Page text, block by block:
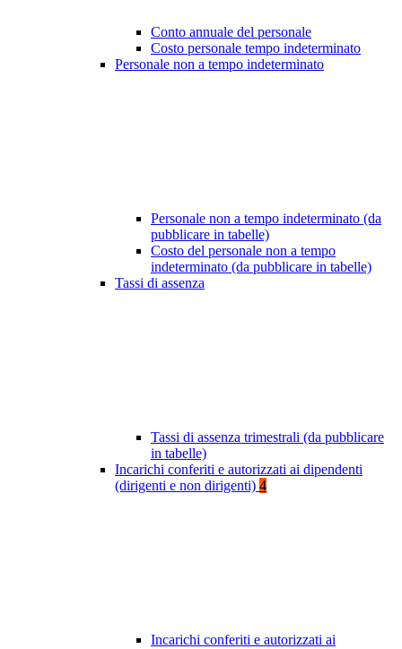
Conto annuale del personale
Costo personale tempo indeterminato
Personale non a tempo indeterminato
Personale non a tempo indeterminato (da
pubblicare in tabelle)
Costo del personale non a tempo
indeterminato (da pubblicare in tabelle)
Tassi di assenza
Tassi di assenza trimestrali (da pubblicare
in tabelle)
Incarichi conferiti e autorizzati ai dipendenti
(dirigenti e non dirigenti) 4
Incarichi conferiti e autorizzati ai